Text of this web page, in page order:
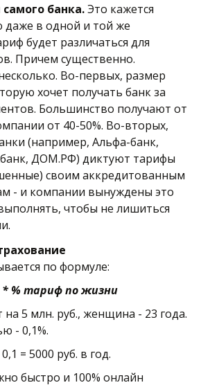
банка. Это кажется
даже в одной и той же
будет различаться для
Причем существенно.
Во-первых, размер
хочет получать банк за
Большинство получают от
от 40-50%. Во-вторых,
(например, Альфа-банк,
ДОМ.РФ) диктуют тарифы
своим аккредитованным
- и компании вынуждены это
чтобы не лишиться
по формуле:
% тариф по жизни
5 млн. руб., женщина - 23 года.
- 0,1%.
= 5000 руб. в год.